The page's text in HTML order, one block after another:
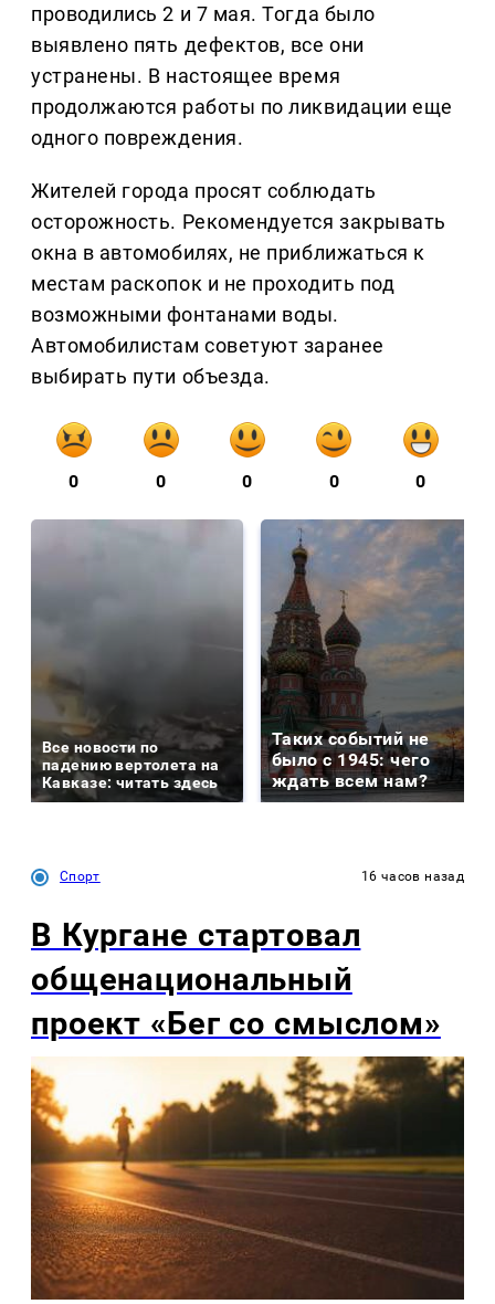
проводились 2 и 7 мая. Тогда было
выявлено пять дефектов, все они
устранены. В настоящее время
продолжаются работы по ликвидации еще
одного повреждения.
Жителей города просят соблюдать
осторожность. Рекомендуется закрывать
окна в автомобилях, не приближаться к
местам раскопок и не проходить под
возможными фонтанами воды.
Автомобилистам советуют заранее
выбирать пути объезда.
0 0 0 0 0
Все новости по
падению вертолета на
Кавказе: читать здесь
Таких событий не
было с 1945: чего
ждать всем нам?
Спорт 16 часов назад
В Кургане стартовал
общенациональный
проект «Бег со смыслом»